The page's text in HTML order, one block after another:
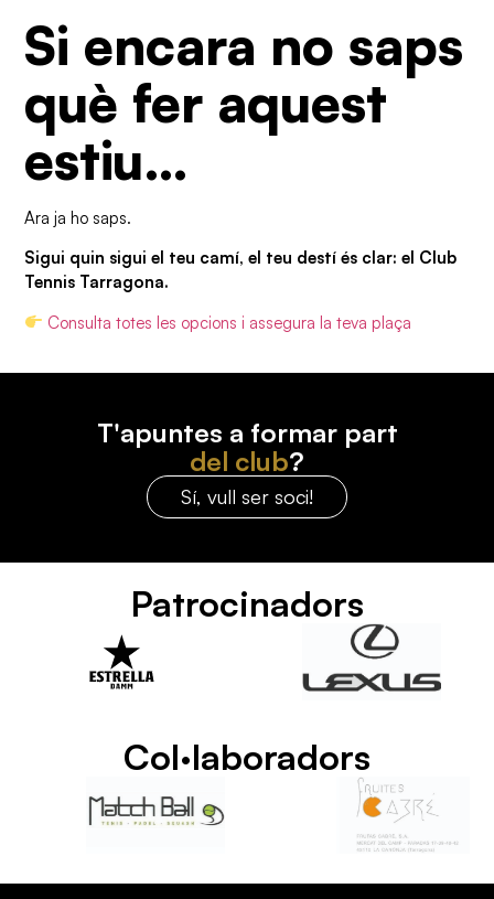
Si encara no saps
què fer aquest
estiu…
Ara ja ho saps.
Sigui quin sigui el teu camí, el teu destí és clar: el Club
Tennis Tarragona.
Consulta totes les opcions i assegura la teva plaça
T'apuntes a formar part
del club?
Sí, vull ser soci!
Patrocinadors
Col·laboradors